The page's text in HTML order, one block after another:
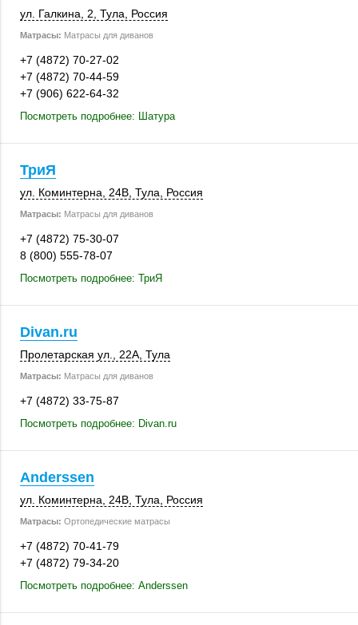
ул. Галкина, 2 Тула Россия
Матрасы: Матрасы для диванов
+7 (4872) 70-27-02
+7 (4872) 70-44-59
+7 (906) 622-64-32
Посмотреть подробнее: Шатура
ТриЯ
ул. Коминтерна 24В Тула Россия
Матрасы: Матрасы для диванов
+7 (4872) 75-30-07
8 (800) 555-78-07
Посмотреть подробнее: ТриЯ
Divan.ru
Пролетарская ул. 22А Тула
Матрасы: Матрасы для диванов
+7 (4872) 33-75-87
Посмотреть подробнее: Divan.ru
Anderssen
ул. Коминтерна 24В Тула Россия
Матрасы: Ортопедические матрасы
+7 (4872) 70-41-79
+7 (4872) 79-34-20
Посмотреть подробнее: Anderssen